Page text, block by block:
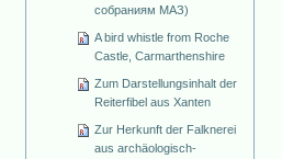
собраниям МАЗ)
A bird whistle from Roche
Castle, Carmarthenshire
Zum Darstellungsinhalt der
Reiterfibel aus Xanten
Zur Herkunft der Falknerei
aus archäologisch-